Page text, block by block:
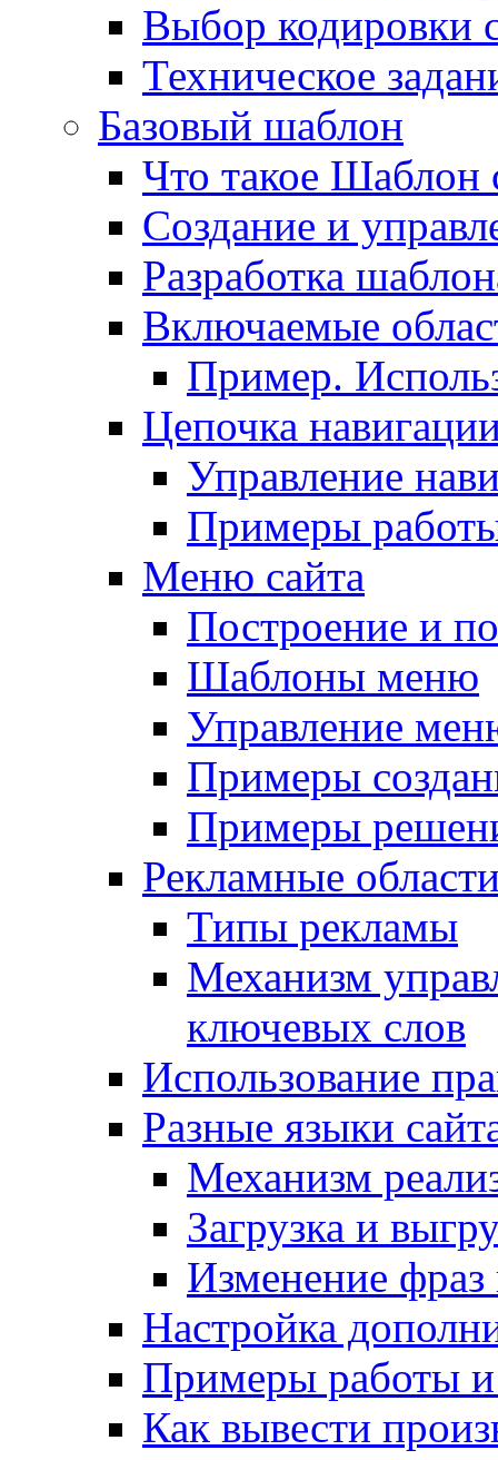
Выбор кодировки
Техническое
Базовый шаблон
Что такое Шаблон
Создание и
Разработка
Включаемые
Пример.
Цепочка
Управление
Примеры
Меню сайта
Построение и
Шаблоны меню
Управление
Примеры
Примеры
Рекламные
Типы рекламы
Механизм
ключевых слов
Использование
Разные языки
Механизм
Загрузка и
Изменение
Настройка
Примеры работы
Как вывести